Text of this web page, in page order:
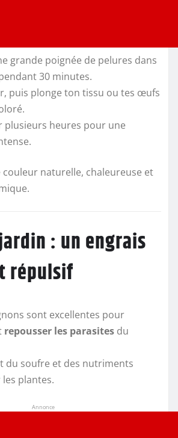
grande poignée de pelures dans
30 minutes.
puis plonge ton tissu ou tes œufs
plusieurs heures pour une
couleur naturelle, chaleureuse et
: un engrais
répulsif
sont excellentes pour
repousser les parasites du
du soufre et des nutriments
plantes.
Annonce